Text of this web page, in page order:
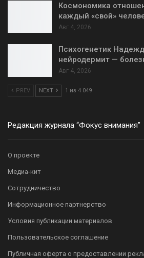
Космономика
каждый «свой»
Авг 4, 2026
Психогенетик
нейродермит —
Авг 4, 2026
PREV NEXT 1 из 4 049
Редакция журнала “Фокус внимания”
О проекте
Медиа-кит
Сотрудничество
Информационное партнерство
Условия публикации материалов
Пользовательское соглашение
Публичная оферта о предоставлении